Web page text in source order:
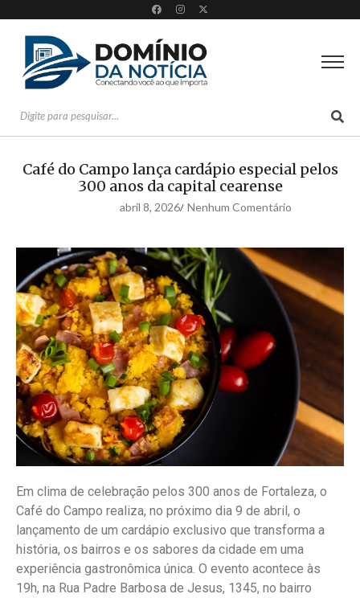
Café do Campo lança cardápio especial pelos
300 anos da capital cearense
abril 8, 2026/ Nenhum Comentário
Em clima de celebração pelos 300 anos de Fortaleza, o
Café do Campo realiza, no próximo dia 9 de abril, o
lançamento de um cardápio exclusivo que transforma a
história, os bairros e os sabores da cidade em uma
experiência gastronômica única. O evento acontece às
19h, na Rua Padre Barbosa de Jesus, 1345, no bairro